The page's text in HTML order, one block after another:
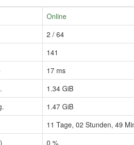
Online
2 / 64
141
17 ms
1.34 GiB
1.47 GiB
11 Tage, 02 Stunden, 49
0 %